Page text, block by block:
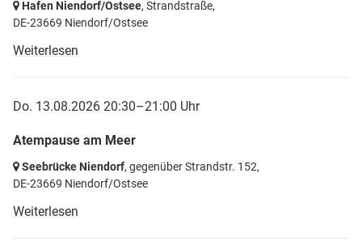
Hafen Niendorf/Ostsee, Strandstraße,
DE-23669 Niendorf/Ostsee
Weiterlesen
Do. 13.08.2026 20:30–21:00 Uhr
Atempause am Meer
Seebrücke Niendorf, gegenüber Strandstr. 152,
DE-23669 Niendorf/Ostsee
Weiterlesen